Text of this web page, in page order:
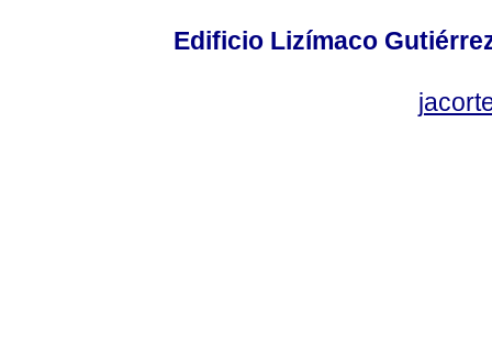
Edificio Lizímaco